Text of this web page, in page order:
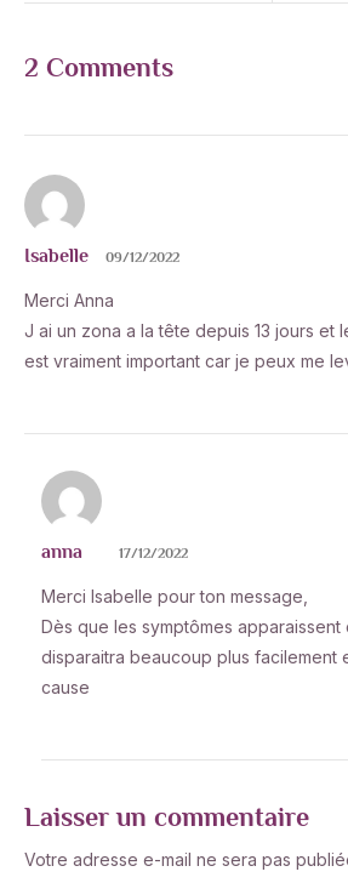
2 Comments
Isabelle 09/12/2022
Merci Anna
J ai un zona a la tête depuis 13 jours et
est vraiment important car je peux me
anna 17/12/2022
Merci Isabelle pour ton message,
Dès que les symptômes
disparaitra beaucoup plus facilement
cause
Laisser un commentaire
Votre adresse e-mail ne sera pas